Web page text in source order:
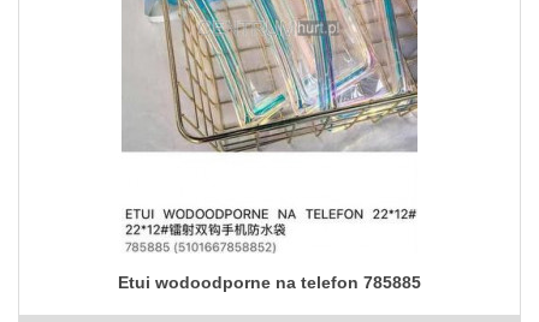
Etui wodoodporne na telefon 785885